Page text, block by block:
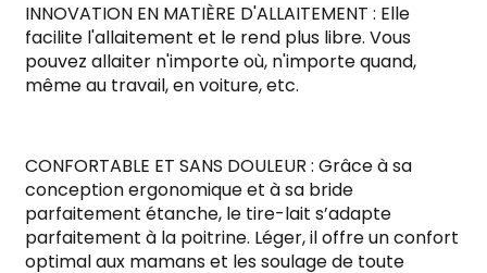
INNOVATION EN MATIÈRE D'ALLAITEMENT : Elle
facilite l'allaitement et le rend plus libre. Vous
pouvez allaiter n'importe où, n'importe quand,
même au travail, en voiture, etc.
CONFORTABLE ET SANS DOULEUR : Grâce à sa
conception ergonomique et à sa bride
parfaitement étanche, le tire-lait s’adapte
parfaitement à la poitrine. Léger, il offre un confort
optimal aux mamans et les soulage de toute